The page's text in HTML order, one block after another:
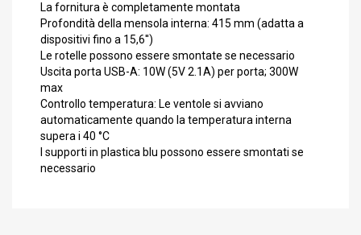
La fornitura è completamente montata
Profondità della mensola interna: 415 mm (adatta a
dispositivi fino a 15,6'')
Le rotelle possono essere smontate se necessario
Uscita porta USB-A: 10W (5V 2.1A) per porta; 300W
max
Controllo temperatura: Le ventole si avviano
automaticamente quando la temperatura interna
supera i 40 °C
I supporti in plastica blu possono essere smontati se
necessario